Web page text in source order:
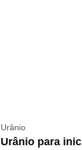
Urânio
Urânio para